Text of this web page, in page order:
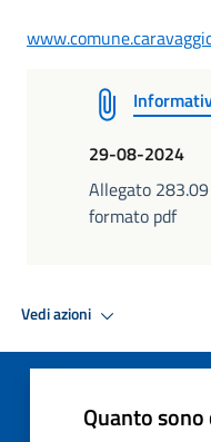
29-08-2024
Allegato 283.09
formato pdf
Vedi azioni
Quanto